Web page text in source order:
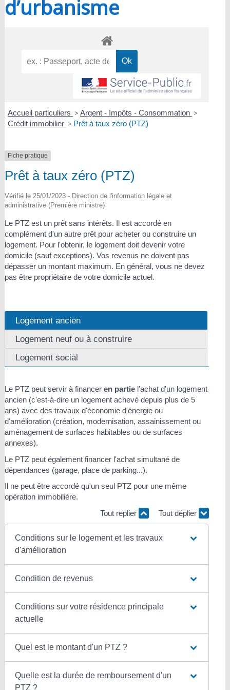
d’urbanisme
Accueil particuliers > Argent - Impôts - Consommation >
Crédit immobilier > Prêt à taux zéro (PTZ)
Fiche pratique
Prêt à taux zéro (PTZ)
Vérifié le 25/01/2023 - Direction de l'information légale et
administrative (Première ministre)
Le PTZ est un prêt sans intérêts. Il est accordé en
complément d'un autre prêt pour acheter ou construire un
logement. Pour l'obtenir, le logement doit devenir votre
domicile (sauf exceptions). Vos revenus ne doivent pas
dépasser un montant maximum. En général, vous ne devez
pas être propriétaire de votre domicile actuel.
Logement ancien
Logement neuf ou à construire
Logement social
Le PTZ peut servir à financer en partiel'achat d'un logement
ancien (c'est-à-dire un logement achevé depuis plus de 5
ans) avec des travaux d'économie d'énergie ou
d'amélioration (création, modernisation, assainissement ou
aménagement de surfaces habitables ou de surfaces
annexes).
Le PTZ peut également financer l'achat simultané de
dépendances (garage, place de parking...).
Il ne peut être accordé qu'un seul PTZ pour une même
opération immobilière.
Tout replier
Tout déplier
Conditions sur le logement et les travaux
d'amélioration
Condition de revenus
Conditions sur votre résidence principale
actuelle
Quel est le montant d'un PTZ ?
Quelle est la durée de remboursement d'un
PTZ ?